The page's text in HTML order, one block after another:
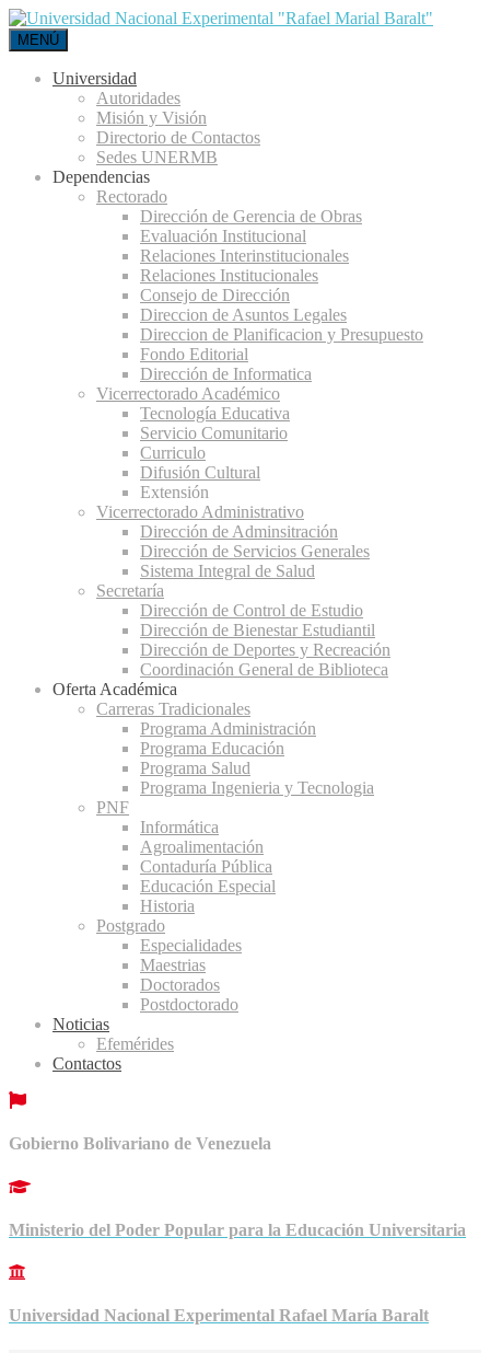
MENÚ
Universidad
Autoridades
Misión y Visión
Directorio de Contactos
Sedes UNERMB
Dependencias
Rectorado
Dirección de Gerencia de Obras
Evaluación Institucional
Relaciones Interinstitucionales
Relaciones Institucionales
Consejo de Dirección
Direccion de Asuntos Legales
Direccion de Planificacion y Presupuesto
Fondo Editorial
Dirección de Informatica
Vicerrectorado Académico
Tecnología Educativa
Servicio Comunitario
Curriculo
Difusión Cultural
Extensión
Vicerrectorado Administrativo
Dirección de Adminsitración
Dirección de Servicios Generales
Sistema Integral de Salud
Secretaría
Dirección de Control de Estudio
Dirección de Bienestar Estudiantil
Dirección de Deportes y Recreación
Coordinación General de Biblioteca
Oferta Académica
Carreras Tradicionales
Programa Administración
Programa Educación
Programa Salud
Programa Ingenieria y Tecnologia
PNF
Informática
Agroalimentación
Contaduría Pública
Educación Especial
Historia
Postgrado
Especialidades
Maestrias
Doctorados
Postdoctorado
Noticias
Efemérides
Contactos
Gobierno Bolivariano de Venezuela
Ministerio del Poder Popular para la Educación Universitaria
Universidad Nacional Experimental Rafael María Baralt